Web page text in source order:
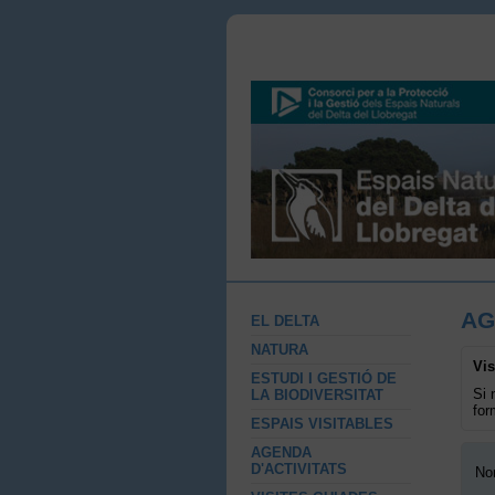
EL DELTA
NATURA
ESTUDI I GESTIÓ DE
LA BIODIVERSITAT
ESPAIS VISITABLES
AGENDA
D'ACTIVITATS
Si